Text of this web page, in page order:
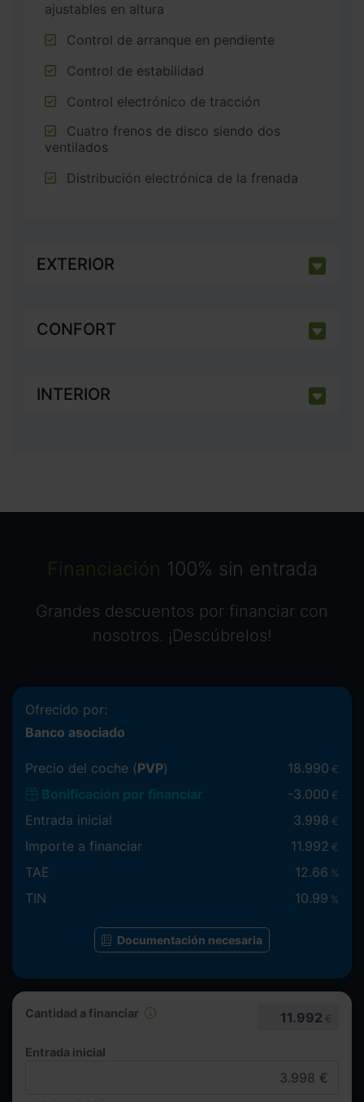
ajustables en altura
Control de arranque en pendiente
Control de estabilidad
Control electrónico de tracción
ventilados
Distribución electrónica de la frenada
EXTERIOR
CONFORT
INTERIOR
Financiación 100% sin entrada
Grandes descuentos por financiar con
nosotros. ¡Descúbrelos!
Cantidad a financiar 11.992 €
Entrada inicial
Ofrecido por:
Banco asociado
Precio del coche (PVP) 18.990 €
Bonificación por financiar -3.000 €
Entrada inicial 3.998 €
Importe a financiar 11.992 €
TAE 12.66 %
TIN 10.99 %
Documentación necesaria